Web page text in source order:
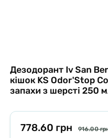
Дезодорант Iv San
кішок KS Odor'Stop
запахи з шерсті 250
778.60 грн
916.00